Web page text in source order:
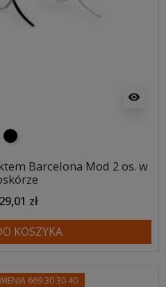
visibility
czarny
Barcelona Mod 2 os. w
zł
KOSZYKA
669 30 30 40